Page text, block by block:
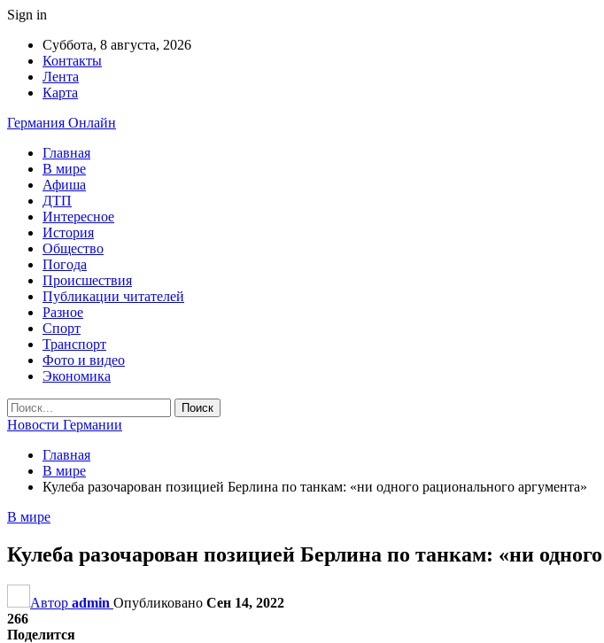
Sign in
Суббота, 8 августа, 2026
Контакты
Лента
Карта
Германия Онлайн
Главная
В мире
Афиша
ДТП
Интересное
История
Общество
Погода
Происшествия
Публикации читателей
Разное
Спорт
Транспорт
Фото и видео
Экономика
Новости Германии
Главная
В мире
Кулеба разочарован позицией Берлина по танкам: «ни одного рационального аргумента»
В мире
Кулеба разочарован позицией Берлина по танкам: «ни
Автор admin Опубликовано Сен 14, 2022
266
Поделится